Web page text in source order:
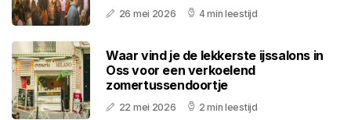
26 mei 2026 4 min leestijd
Waar vind je de lekkerste ijssalons in
Oss voor een verkoelend
zomertussendoortje
22 mei 2026 2 min leestijd